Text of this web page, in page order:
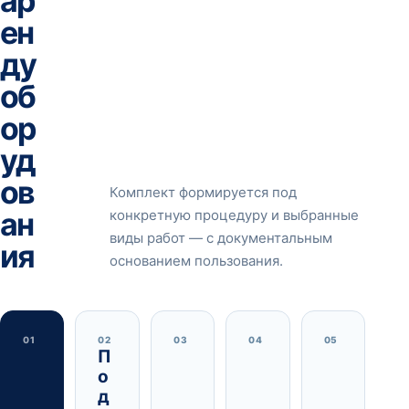
ен
ду
об
ор
уд
ов
ан
ия
Комплект формируется под
конкретную процедуру и выбранные
виды работ — с документальным
основанием пользования.
01 02
П
о
д
03 04 05